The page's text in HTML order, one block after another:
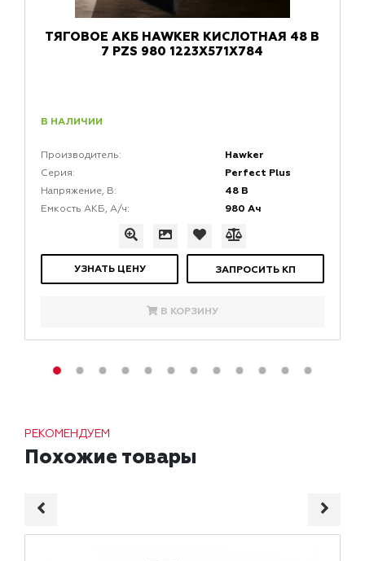
ТЯГОВОЕ АКБ HAWKER КИСЛОТНАЯ 48 В
7 PZS 980 1223X571X784
В НАЛИЧИИ
Производитель: Hawker
Серия: Perfect Plus
Напряжение, В: 48 В
Емкость АКБ, А/ч: 980 Ач
УЗНАТЬ ЦЕНУ ЗАПРОСИТЬ КП
В КОРЗИНУ
РЕКОМЕНДУЕМ
Похожие товары